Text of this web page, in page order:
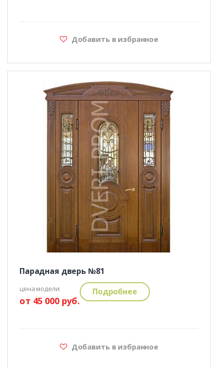
Добавить в избранное
Парадная дверь №81
цена модели:
от 45 000 руб.
Подробнее
Добавить в избранное